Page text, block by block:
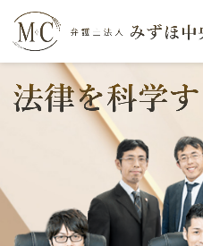
ホーム
相続・遺言
離婚（夫婦間トラブル）
ホーム
相続・遺言
離婚（夫婦間トラブル）